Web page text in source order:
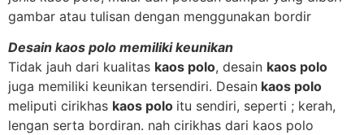
gambar atau tulisan dengan menggunakan bordir
Desain kaos polo memiliki keunikan
Tidak jauh dari kualitas kaos polo, desain kaos polo
juga memiliki keunikan tersendiri. Desain kaos polo
meliputi cirikhas kaos polo itu sendiri, seperti ; kerah,
lengan serta bordiran. nah cirikhas dari kaos polo